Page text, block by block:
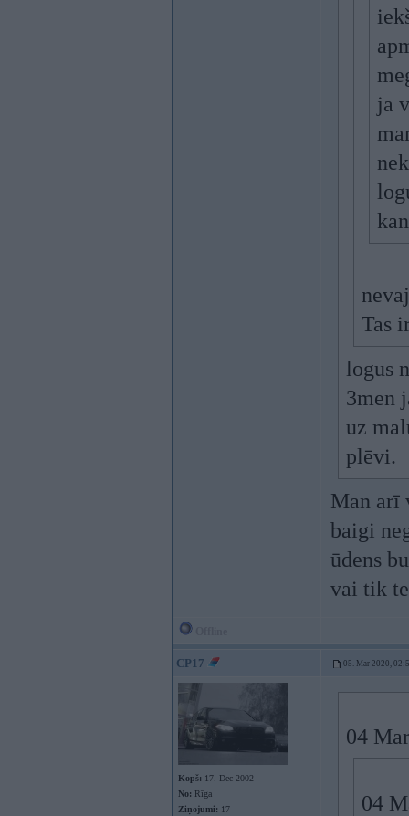
ja
Tas
logus
3men
uz
plēvi.
Man arī
baigi
ūdens
vai tik
CP17 05. Mar 2020,
Kopš: 17. Dec 2002
No: Rīga
Ziņojumi: 17
04
04